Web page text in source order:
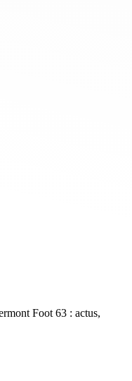
Foot 63 : actus,